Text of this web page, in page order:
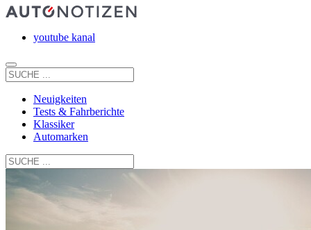
youtube kanal
Neuigkeiten
Tests & Fahrberichte
Klassiker
Automarken